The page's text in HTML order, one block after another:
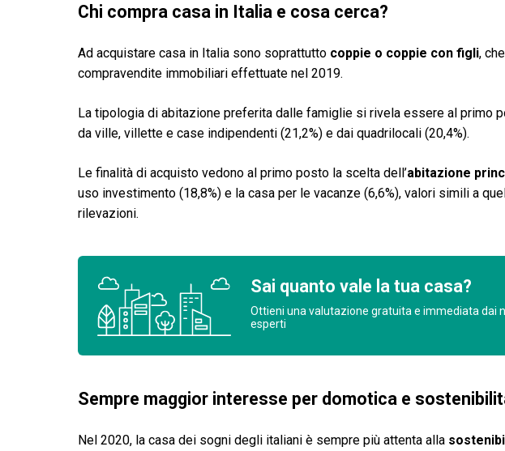
Chi compra casa in Italia e cosa cerca?
Ad acquistare casa in Italia sono soprattutto coppie o coppie con figli,
compravendite immobiliari effettuate nel 2019.
La tipologia di abitazione preferita dalle famiglie si rivela essere al primo
da ville, villette e case indipendenti (21,2%) e dai quadrilocali (20,4%).
Le finalità di acquisto vedono al primo posto la scelta dell’abitazione
uso investimento (18,8%) e la casa per le vacanze (6,6%), valori simili a
rilevazioni.
Sai quanto vale la tua casa?
Ottieni una valutazione gratuita e immediata dai
esperti
Sempre maggior interesse per domotica e
Nel 2020, la casa dei sogni degli italiani è sempre più attenta alla